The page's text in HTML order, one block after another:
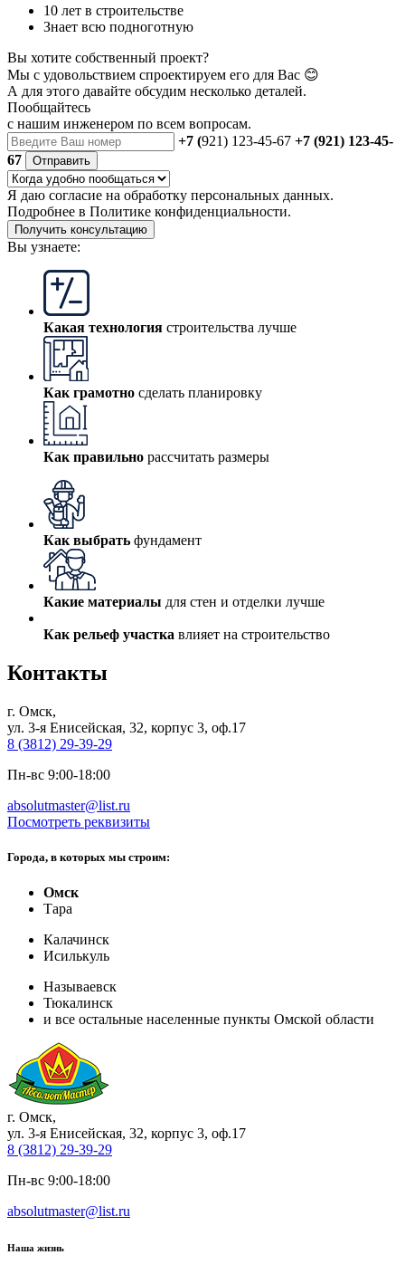
10 лет в строительстве
Знает всю подноготную
Вы хотите собственный проект?
Мы с удовольствием спроектируем его для Вас 😊
А для этого давайте обсудим несколько деталей.
Пообщайтесь
с нашим инженером по всем вопросам.
+7 (921) 123-45-67 +7 (921) 123-45-
67
Отправить
Я даю согласие на обработку персональных данных.
Подробнее в Политике конфиденциальности.
Получить консультацию
Вы узнаете:
Какая технология строительства лучше
Как грамотно сделать планировку
Как правильно рассчитать размеры
Как выбрать фундамент
Какие материалы для стен и отделки лучше
Как рельеф участка влияет на строительство
Контакты
г. Омск,
ул. 3-я Енисейская, 32, корпус 3, оф.17
8 (3812) 29-39-29
Пн-вс 9:00-18:00
absolutmaster@list.ru
Посмотреть реквизиты
Города, в которых мы строим:
Омск
Тара
Калачинск
Исилькуль
Называевск
Тюкалинск
и все остальные населенные пункты Омской области
г. Омск,
ул. 3-я Енисейская, 32, корпус 3, оф.17
8 (3812) 29-39-29
Пн-вс 9:00-18:00
absolutmaster@list.ru
Наша жизнь